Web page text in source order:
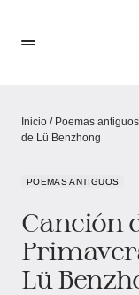
Inicio / Poemas antiguos
de Lü Benzhong
POEMAS ANTIGUOS
Canción
Lü